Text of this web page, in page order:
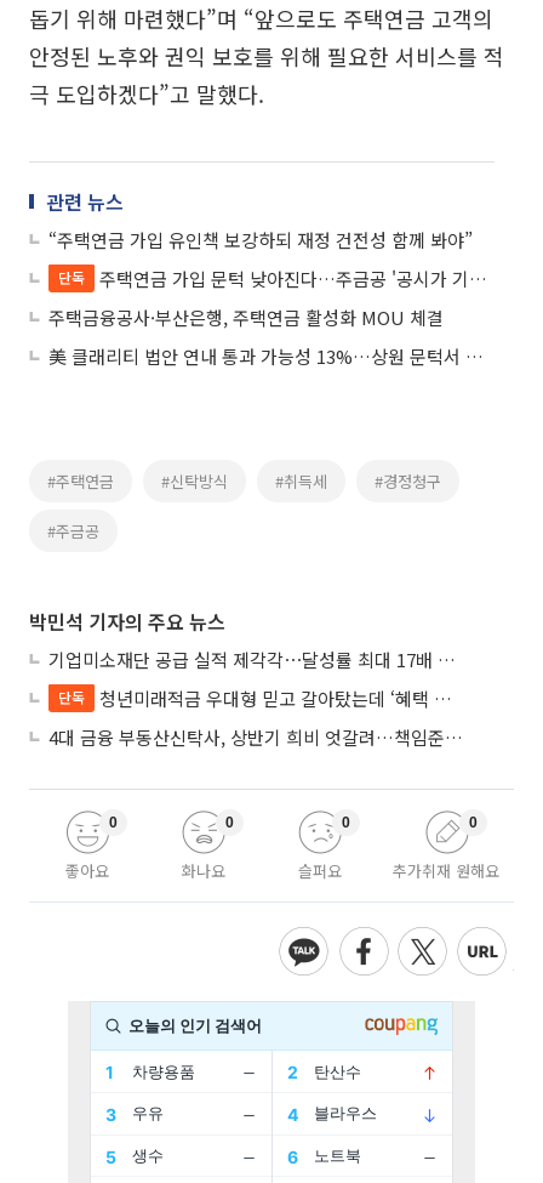
돕기 위해 마련했다”며 “앞으로도 주택연금 고객의
안정된 노후와 권익 보호를 위해 필요한 서비스를 적
극 도입하겠다”고 말했다.
관련 뉴스
“주택연금 가입 유인책 보강하되 재정 건전성 함께 봐야”
단독
주택연금 가입 문턱 낮아진다…주금공 '공시가 기준' 완화 추진
주택금융공사·부산은행, 주택연금 활성화 MOU 체결
美 클래리티 법안 연내 통과 가능성 13%…상원 문턱서 제동
#주택연금 #신탁방식 #취득세 #경정청구
#주금공
박민석 기자의 주요 뉴스
기업미소재단 공급 실적 제각각⋯달성률 최대 17배 차이
단독
청년미래적금 우대형 믿고 갈아탔는데 ‘혜택 반토막’…심사 오류에 가입자 혼선
4대 금융 부동산신탁사, 상반기 희비 엇갈려…책임준공 손실 반영 시점이 갈랐다
좋아요
0
화나요
0
슬퍼요
0
추가취재 원해요
0